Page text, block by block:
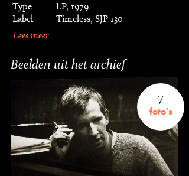
Type
LP, 1979
Label
Timeless, SJP 130
Lees meer
Beelden uit het archief
7
foto's